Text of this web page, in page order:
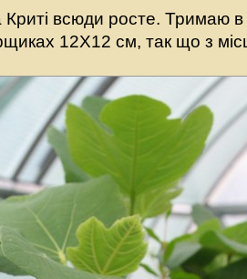
всюди росте. Тримаю в
12Х12 см, так що з